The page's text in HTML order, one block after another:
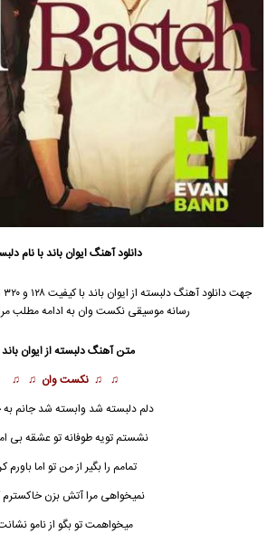
دانلود آهنگایوان باندبا نام
جهت دانلود آهنگ دلبسته از ایوان باند
رسانه موسیقی نکست وان به ادامه مطلب
متن آهنگ دلبسته ازایوان باند
♫ ♫ نکست وان ♫ ♫
دلمدلبسته شد وابسته شد جانم
نشستم تویه طوفانه تو عشقه بی
تمامم را بگیر از من تو اما باورم
نمیخواهی مرا آتش بزن
میخواهمت تو بگو از نامو